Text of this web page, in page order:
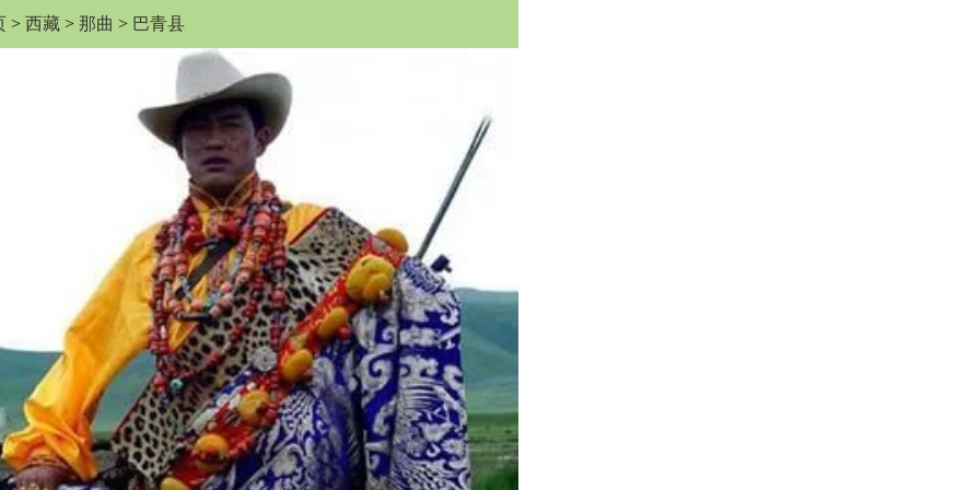
> 西藏 > 那曲 > 巴青县